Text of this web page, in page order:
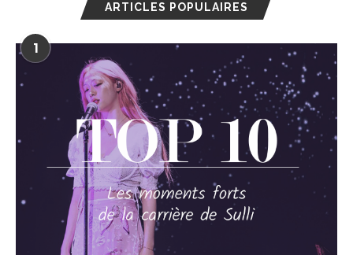
ARTICLES POPULAIRES
1